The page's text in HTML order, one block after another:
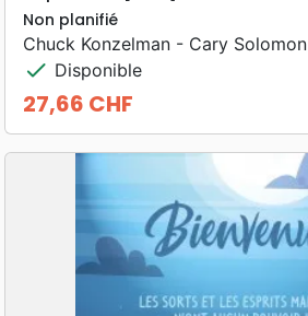
Non planifié
Chuck Konzelman - Cary Solomon
check Disponible
Prix
27,66 CHF